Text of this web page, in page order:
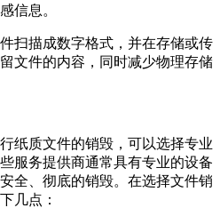
信息。
扫描成数字格式，并在存储或传
文件的内容，同时减少物理存储
纸质文件的销毁，可以选择专业
服务提供商通常具有专业的设备
全、彻底的销毁。在选择文件销
几点：